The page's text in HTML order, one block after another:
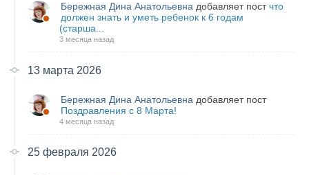
Бережная Дина Анатольевна добавляет постчто
должен знать и уметь ребенок к 6 годам
(старша...
3 месяца назад
13 марта 2026
Бережная Дина Анатольевна добавляет пост
Поздравления с 8 Марта!
4 месяца назад
25 февраля 2026